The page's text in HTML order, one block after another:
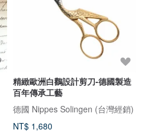
精緻歐洲白鸛設計剪刀-德國製造
百年傳承工藝
德國 Nippes Solingen (台灣經銷)
NT$ 1,680